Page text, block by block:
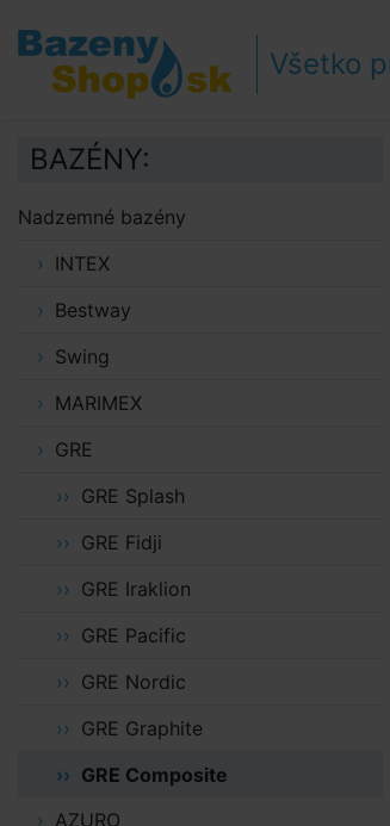
Prejsť na obsah
Prejsť k bočnému stĺpci
Klávesové skratky
Všetko
BAZÉNY:
Nadzemné bazény
INTEX
Bestway
Swing
MARIMEX
GRE
GRE Splash
GRE Fidji
GRE Iraklion
GRE Pacific
GRE Nordic
GRE Graphite
GRE Composite
AZURO